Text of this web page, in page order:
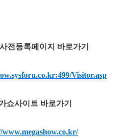
전등록페이지 바로가기
Visitor.asp
쇼사이트 바로가기